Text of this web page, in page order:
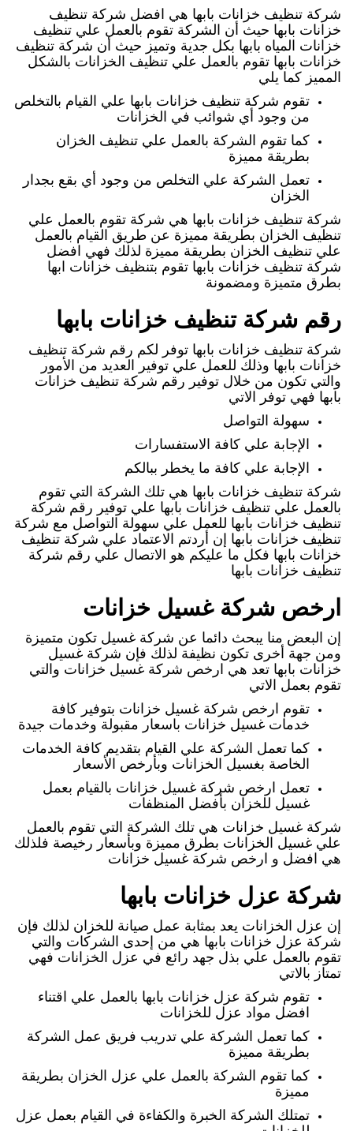
شركة تنظيف خزانات بابها هي افضل شركة تنظيف
خزانات بابها حيث أن الشركة تقوم بالعمل علي تنظيف
خزانات المياه بابها بكل جدية وتميز حيث أن شركة تنظيف
خزانات بابها تقوم بالعمل علي تنظيف الخزانات بالشكل
المميز كما يلي
تقوم شركة تنظيف خزانات بابها علي القيام بالتخلص
من وجود أي شوائب في الخزانات
كما تقوم الشركة بالعمل علي تنظيف الخزان
بطريقة مميزة
تعمل الشركة علي التخلص من وجود أي بقع بجدار
الخزان
شركة تنظيف خزانات بابها هي شركة تقوم بالعمل علي
تنظيف الخزان بطريقة مميزة عن طريق القيام بالعمل
علي تنظيف الخزان بطريقة مميزة لذلك فهي افضل
شركة تنظيف خزانات بابها تقوم بتنظيف خزانات ابها
بطرق متميزة ومضمونة
رقم شركة تنظيف خزانات بابها
شركة تنظيف خزانات بابها توفر لكم رقم شركة تنظيف
خزانات بابها وذلك للعمل علي توفير العديد من الأمور
والتي تكون من خلال توفير رقم شركة تنظيف خزانات
بابها فهي توفر الاتي
سهولة التواصل
الإجابة علي كافة الاستفسارات
الإجابة علي كافة ما يخطر ببالكم
شركة تنظيف خزانات بابها هي تلك الشركة التي تقوم
بالعمل علي تنظيف خزانات بابها علي توفير رقم شركة
تنظيف خزانات بابها للعمل علي سهولة التواصل مع شركة
تنظيف خزانات بابها إن أردتم الاعتماد علي شركة تنظيف
خزانات بابها فكل ما عليكم هو الاتصال علي رقم شركة
تنظيف خزانات بابها
ارخص شركة غسيل خزانات
إن البعض منا يبحث دائما عن شركة غسيل تكون متميزة
ومن جهة أخرى تكون نظيفة لذلك فإن شركة غسيل
خزانات بابها تعد هي ارخص شركة غسيل خزانات والتي
تقوم بعمل الاتي
تقوم ارخص شركة غسيل خزانات بتوفير كافة
خدمات غسيل خزانات باسعار مقبولة وخدمات جيدة
كما تعمل الشركة علي القيام بتقديم كافة الخدمات
الخاصة بغسيل الخزانات وبأرخص الأسعار
تعمل ارخص شركة غسيل خزانات بالقيام بعمل
غسيل للخزان بأفضل المنظفات
شركة غسيل خزانات هي تلك الشركة التي تقوم بالعمل
علي غسيل الخزانات بطرق مميزة وبأسعار رخيصة فلذلك
هي افضل و ارخص شركة غسيل خزانات
شركة عزل خزانات بابها
إن عزل الخزانات يعد بمثابة عمل صيانة للخزان لذلك فإن
شركة عزل خزانات بابها هي من إحدى الشركات والتي
تقوم بالعمل علي بذل جهد رائع في عزل الخزانات فهي
تمتاز بالاتي
تقوم شركة عزل خزانات بابها بالعمل علي اقتناء
افضل مواد عزل للخزانات
كما تعمل الشركة علي تدريب فريق عمل الشركة
بطريقة مميزة
كما تقوم الشركة بالعمل علي عزل الخزان بطريقة
مميزة
تمتلك الشركة الخبرة والكفاءة في القيام بعمل عزل